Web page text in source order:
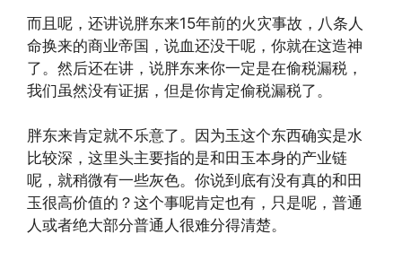
而且呢，还讲说胖东来15年前的火灾事故，八条人
命换来的商业帝国，说血还没干呢，你就在这造神
了。然后还在讲，说胖东来你一定是在偷税漏税，
我们虽然没有证据，但是你肯定偷税漏税了。
胖东来肯定就不乐意了。因为玉这个东西确实是水
比较深，这里头主要指的是和田玉本身的产业链
呢，就稍微有一些灰色。你说到底有没有真的和田
玉很高价值的？这个事呢肯定也有，只是呢，普通
人或者绝大部分普通人很难分得清楚。